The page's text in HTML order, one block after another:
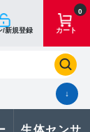
/新規登録
0
カート
↓
購入履歴
寸法単位 [mm]
寸法単位 [mm]